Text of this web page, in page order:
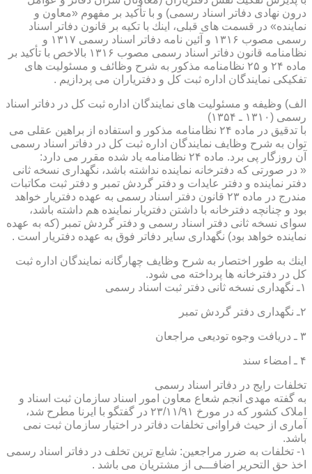
درون نهادی دفاتر اسناد رسمی) و با تأكید بر مفهوم «معاون و
نماینده» در قسمت های قبلی، اینك با تكیه بر قانون دفاتر اسناد
رسمی مصوب ۱۳۱۶ و آئین نامه دفاتر اسناد رسمی ۱۳۱۷ و
نظامنامه قانون دفاتر اسناد رسمی مصوب ۱۳۱۶ بالاخص با تأكید بر
ماده ۲۴ و ۲۵ نظامنامه مذكور به شرح وظائف و مسئولیت های
تفكیكی نمایندگان اداره ثبت كل و دفتریاران می پردازیم .
الف) وظیفه و مسئولیت های نمایندگان اداره ثبت كل در دفاتر اسناد
رسمی (۱۳۱۰ ـ ۱۳۵۴)
با تدقیق در ماده ۲۴ نظامنامه مذكور و استفاده از براهین عقلی می
توان به شرح وظایف نمایندگان اداره ثبت كل در دفاتر اسناد رسمی
آن روزگار پی برد. ماده ۲۴ نظامنامه یاد شده مقرر می دارد:
« در صورتی كه دفترخانه نماینده نداشته باشد، نگهداری نسخه ثانی
دفتر نماینده و دفتر عایدات و دفتر گردش تمبر و دفتر ثبت مكاتبات
مندرج در ماده ۲۳ قانون دفتر اسناد رسمی به عهده دفتریار خواهد
بود و چنانچه دفترخانه با داشتن دفتریار نماینده هم داشته باشد،
سوای نسخه ثانی دفتر اسناد رسمی و دفتر گردش تمبر (كه به عهده
نماینده خواهد بود) نگهداری سایر دفاتر فوق به عهده دفتریار است .
اینك به طور اختصار به شرح وظایف چهارگانه نمایندگان اداره ثبت
كل در دفترخانه ها پرداخته می شود.
۱ـ نگهداری نسخه ثانی دفتر ثبت اسناد رسمی
۲ـ نگهداری دفتر گردش تمبر
۳ ـ دریافت وجوه تودیعی مراجعان
۴ ـ امضاء سند
تخلفات رایج در دفاتر اسناد رسمی
به گفته مهدی انجم شعاع معاون امور اسناد سازمان ثبت اسناد و
املاک کشور که در مورخ ۲۳/۱۱/۹۱ در گفتگو با ایرنا مطرح شد،
آماری از حیث فراوانی تخلفات دفاتر در اختیار سازمان ثبت نمی
باشد.
۱- تخلفات به ضرر مراجعین: شایع ترین تخلف در دفاتر اسناد رسمی
اخذ حق التحریر اضافـــی از مشتریان می باشد .